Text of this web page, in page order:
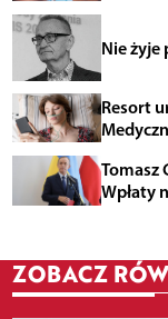
Nie żyje
Resort
Tomasz
Wpłaty
ZOBACZ